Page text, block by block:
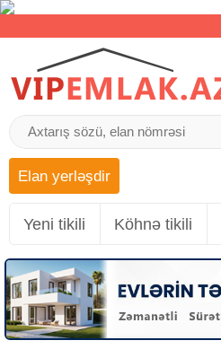
Elan yerləşdir
Yeni tikili Köhnə tikili